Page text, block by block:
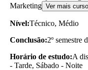
Marketing Ver mais
Nível:Técnico, Médio
Conclusão:2º semestre
Horário de estudo:A
- Tarde, Sábado - Noite